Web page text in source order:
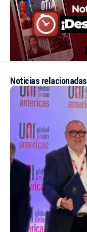
Noticias relacionadas